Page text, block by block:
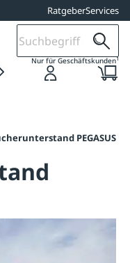
RatgeberServices
Nur für Geschäftskunden1
PEGASUS